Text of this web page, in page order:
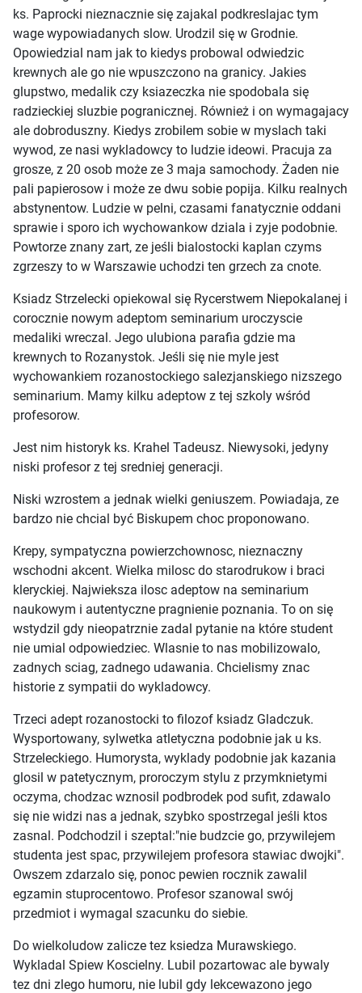
ks. Paprocki nieznacznie się zajakal podkreslajac tym
wage wypowiadanych slow. Urodzil się w Grodnie.
Opowiedzial nam jak to kiedys probowal odwiedzic
krewnych ale go nie wpuszczono na granicy. Jakies
glupstwo, medalik czy ksiazeczka nie spodobala się
radzieckiej sluzbie pogranicznej. Również i on wymagajacy
ale dobroduszny. Kiedys zrobilem sobie w myslach taki
wywod, ze nasi wykladowcy to ludzie ideowi. Pracuja za
grosze, z 20 osob może ze 3 maja samochody. Żaden nie
pali papierosow i może ze dwu sobie popija. Kilku realnych
abstynentow. Ludzie w pelni, czasami fanatycznie oddani
sprawie i sporo ich wychowankow dziala i zyje podobnie.
Powtorze znany zart, ze jeśli bialostocki kaplan czyms
zgrzeszy to w Warszawie uchodzi ten grzech za cnote.
Ksiadz Strzelecki opiekowal się Rycerstwem Niepokalanej i
corocznie nowym adeptom seminarium uroczyscie
medaliki wreczal. Jego ulubiona parafia gdzie ma
krewnych to Rozanystok. Jeśli się nie myle jest
wychowankiem rozanostockiego salezjanskiego nizszego
seminarium. Mamy kilku adeptow z tej szkoly wśród
profesorow.
Jest nim historyk ks. Krahel Tadeusz. Niewysoki, jedyny
niski profesor z tej sredniej generacji.
Niski wzrostem a jednak wielki geniuszem. Powiadaja, ze
bardzo nie chcial być Biskupem choc proponowano.
Krepy, sympatyczna powierzchownosc, nieznaczny
wschodni akcent. Wielka milosc do starodrukow i braci
kleryckiej. Najwieksza ilosc adeptow na seminarium
naukowym i autentyczne pragnienie poznania. To on się
wstydzil gdy nieopatrznie zadal pytanie na które student
nie umial odpowiedziec. Wlasnie to nas mobilizowalo,
zadnych sciag, zadnego udawania. Chcielismy znac
historie z sympatii do wykladowcy.
Trzeci adept rozanostocki to filozof ksiadz Gladczuk.
Wysportowany, sylwetka atletyczna podobnie jak u ks.
Strzeleckiego. Humorysta, wyklady podobnie jak kazania
glosil w patetycznym, proroczym stylu z przymknietymi
oczyma, chodzac wznosil podbrodek pod sufit, zdawalo
się nie widzi nas a jednak, szybko spostrzegal jeśli ktos
zasnal. Podchodzil i szeptal:"nie budzcie go, przywilejem
studenta jest spac, przywilejem profesora stawiac dwojki".
Owszem zdarzalo się, ponoc pewien rocznik zawalil
egzamin stuprocentowo. Profesor szanowal swój
przedmiot i wymagal szacunku do siebie.
Do wielkoludow zalicze tez ksiedza Murawskiego.
Wykladal Spiew Koscielny. Lubil pozartowac ale bywaly
tez dni zlego humoru, nie lubil gdy lekcewazono jego